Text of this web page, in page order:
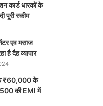
कार्ड धारकों के
पूरी स्कीम
एव मसाज
है दैह व्यापार
₹60,000 के
की EMI में